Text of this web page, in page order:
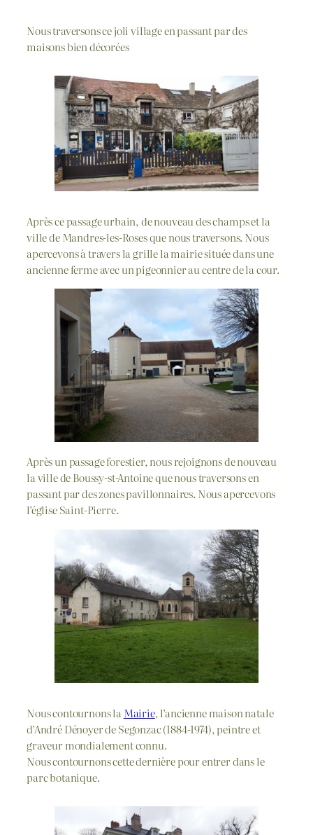
Nous traversons ce joli village en passant par des
maisons bien décorées
Après ce passage urbain, de nouveau des champs et la
ville de Mandres-les-Roses que nous traversons. Nous
apercevons à travers la grille la mairie située dans une
ancienne ferme avec un pigeonnier au centre de la cour.
Après un passage forestier, nous rejoignons de nouveau
la ville de Boussy-st-Antoine que nous traversons en
passant par des zones pavillonnaires. Nous apercevons
l’église Saint-Pierre.
Nous contournons la Mairie, l’ancienne maison natale
d’André Dénoyer de Segonzac (1884-1974), peintre et
graveur mondialement connu.
Nous contournons cette dernière pour entrer dans le
parc botanique.